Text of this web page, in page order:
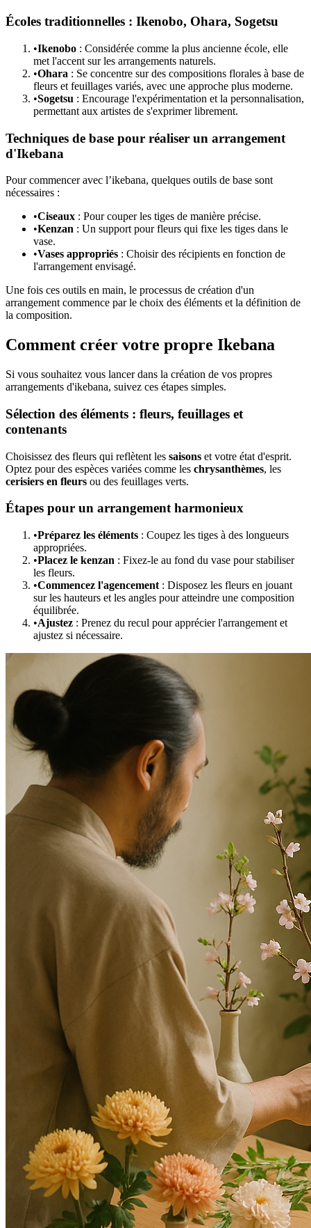
Écoles traditionnelles : Ikenobo, Ohara, Sogetsu
•Ikenobo : Considérée comme la plus ancienne école, elle
met l'accent sur les arrangements naturels.
•Ohara : Se concentre sur des compositions florales à base de
fleurs et feuillages variés, avec une approche plus moderne.
•Sogetsu : Encourage l'expérimentation et la personnalisation,
permettant aux artistes de s'exprimer librement.
Techniques de base pour réaliser un arrangement
d'Ikebana
Pour commencer avec l’ikebana, quelques outils de base sont
nécessaires :
•Ciseaux : Pour couper les tiges de manière précise.
•Kenzan : Un support pour fleurs qui fixe les tiges dans le
vase.
•Vases appropriés : Choisir des récipients en fonction de
l'arrangement envisagé.
Une fois ces outils en main, le processus de création d'un
arrangement commence par le choix des éléments et la définition de
la composition.
Comment créer votre propre Ikebana
Si vous souhaitez vous lancer dans la création de vos propres
arrangements d'ikebana, suivez ces étapes simples.
Sélection des éléments : fleurs, feuillages et
contenants
Choisissez des fleurs qui reflètent les saisons et votre état d'esprit.
Optez pour des espèces variées comme les chrysanthèmes, les
cerisiers en fleurs ou des feuillages verts.
Étapes pour un arrangement harmonieux
•Préparez les éléments : Coupez les tiges à des longueurs
appropriées.
•Placez le kenzan : Fixez-le au fond du vase pour stabiliser
les fleurs.
•Commencez l'agencement : Disposez les fleurs en jouant
sur les hauteurs et les angles pour atteindre une composition
équilibrée.
•Ajustez : Prenez du recul pour apprécier l'arrangement et
ajustez si nécessaire.